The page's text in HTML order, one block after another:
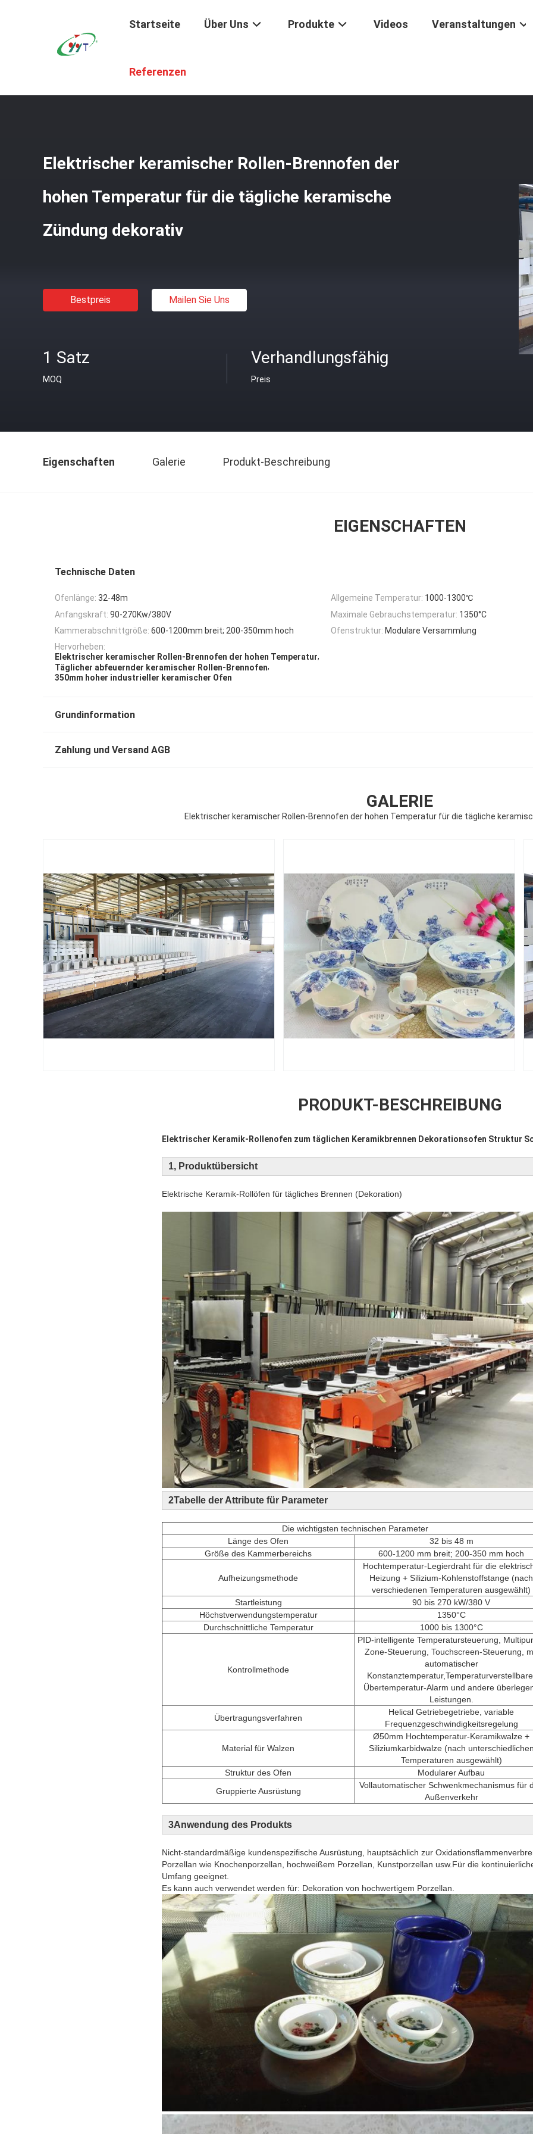
Startseite Über Uns Produkte Videos Veranstaltungen
Referenzen
Elektrischer keramischer Rollen-Brennofen der
hohen Temperatur für die tägliche keramische
Zündung dekorativ
Bestpreis Mailen Sie Uns
1 Satz
MOQ
Verhandlungsfähig
Preis
Eigenschaften Galerie Produkt-Beschreibung
EIGENSCHAFTEN
Technische Daten
Ofenlänge: 32-48m Allgemeine Temperatur: 1000-1300℃
Anfangskraft: 90-270Kw/380V Maximale Gebrauchstemperatur: 1350°C
Kammerabschnittgröße: 600-1200mm breit; 200-350mm hoch Ofenstruktur: Modulare Versammlung
Hervorheben:
Elektrischer keramischer Rollen-Brennofen der hohen Temperatur,
Täglicher abfeuernder keramischer Rollen-Brennofen,
350mm hoher industrieller keramischer Ofen
Grundinformation
Zahlung und Versand AGB
GALERIE
Elektrischer keramischer Rollen-Brennofen der hohen Temperatur für die tägliche
PRODUKT-BESCHREIBUNG
Elektrischer Keramik-Rollenofen zum täglichen Keramikbrennen Dekorationsofen Struktur
1, Produktübersicht
Elektrische Keramik-Rollöfen für tägliches Brennen (Dekoration)
2Tabelle der Attribute für Parameter
Die wichtigsten technischen Parameter
Länge des Ofen
32 bis 48 m
Größe des Kammerbereichs
600-1200 mm breit; 200-350 mm hoch
Aufheizungsmethode
Hochtemperatur-Legierdraht für die
Heizung + Silizium-Kohlenstoffstange (nach
verschiedenen Temperaturen ausgewählt)
Startleistung
90 bis 270 kW/380 V
Höchstverwendungstemperatur
1350°C
Durchschnittliche Temperatur
1000 bis 1300°C
Kontrollmethode
PID-intelligente Temperatursteuerung,
Zone-Steuerung, Touchscreen-Steuerung,
automatischer
Übertemperatur-Alarm und andere
Leistungen.
Übertragungsverfahren
Helical Getriebegetriebe, variable
Frequenzgeschwindigkeitsregelung
Material für Walzen
Ø50mm Hochtemperatur-Keramikwalze +
Siliziumkarbidwalze (nach
Temperaturen ausgewählt)
Struktur des Ofen
Modularer Aufbau
Gruppierte Ausrüstung
Vollautomatischer Schwenkmechanismus für
Außenverkehr
3Anwendung des Produkts
Nicht-standardmäßige kundenspezifische Ausrüstung, hauptsächlich zur
Porzellan wie Knochenporzellan, hochweißem Porzellan, Kunstporzellan usw.Für die
Umfang geeignet.
Es kann auch verwendet werden für: Dekoration von hochwertigem Porzellan.